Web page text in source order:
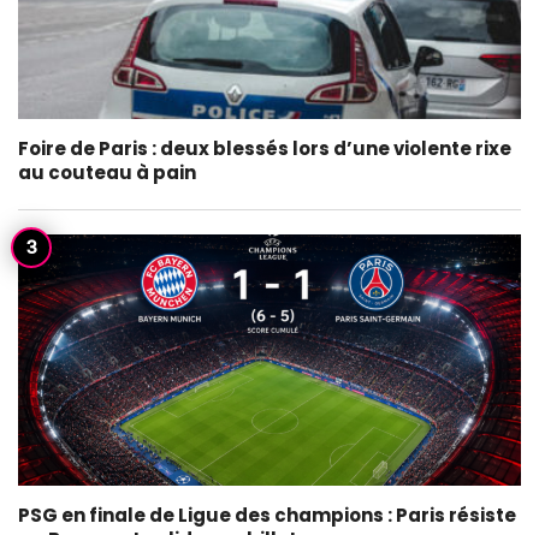
Foire de Paris : deux blessés lors d’une violente rixe
au couteau à pain
PSG en finale de Ligue des champions : Paris résiste